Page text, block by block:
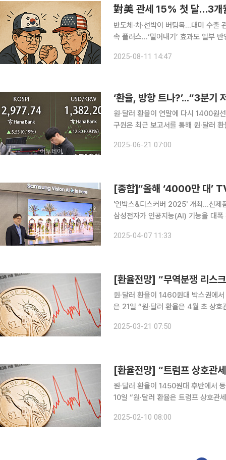
對美 관세 15% 첫 달…3개
반도체·차·선박이 버팀목…대미 수출
속 플러스…‘밀어내기’ 효과도 일부
수 감소로 월간 실적 방어가 쉽지 않
2025-08-11 14:47
‘환율, 방향 트나?’...“3분
원·달러 환율이 연말에 다시 1400원선에 진입할
구원은 최근 보고서를 통해 원·달러
다. 민 선임연구원은 “연초 고환율 구
2025-06-21 07:00
'언박스&디스커버 2025' 개최…신제
삼성전자가 인공지능(AI) 기능을 대
확대하는 한편 미드세그(중간 가격대
2025-04-07 11:33
원·달러 환율이 1460원대 박스권에서 등락할 것이
은 21일 “원·달러 환율은 4월 초 상
임연구원은 “FOMC 안도 랠리는 시
2025-03-21 07:50
원·달러 환율이 1450원대 후반에서 등락할 것이란 전
10일 “원·달러 환율은 트럼프 상호관
다. 민 선임연구원은 “양호한 비농업
2025-02-10 08:00